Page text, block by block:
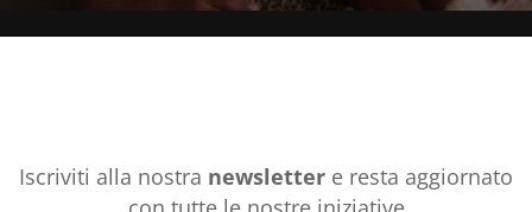
Iscriviti alla nostra newsletter e resta aggiornato